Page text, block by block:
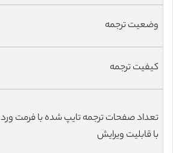
وضعیت ترجمه
کیفیت ترجمه
تعداد صفحات ترجمه تایپ شده با فرمت ورد
با قابلیت ویرایش